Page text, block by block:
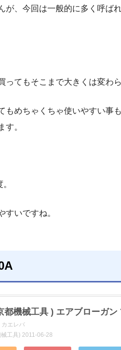
が、今回は一般的に多く呼ば
ってもそこまで大きくは変わ
もめちゃくちゃ使いやすい事
す。
すいですね。
都機械工具 ) エアブローガ
カエレバ
工具) 2011-06-28